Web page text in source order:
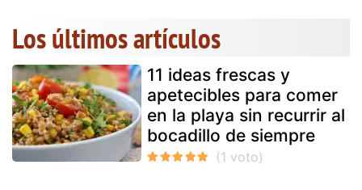
Los últimos artículos
11 ideas frescas y
apetecibles para comer
en la playa sin recurrir al
bocadillo de siempre